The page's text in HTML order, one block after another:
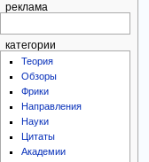
реклама
категории
Теория
Обзоры
Фрики
Направления
Науки
Цитаты
Академии